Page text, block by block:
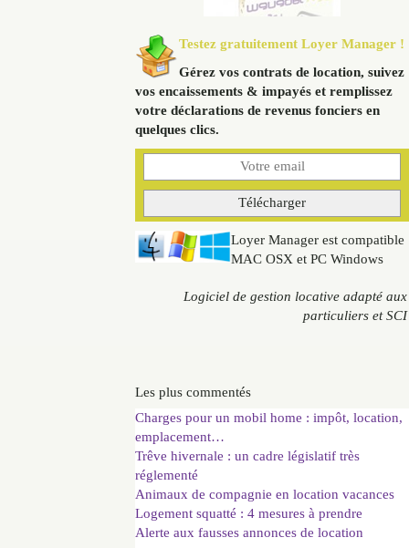
Testez gratuitement Loyer Manager !
Gérez vos contrats de location, suivez
vos encaissements & impayés et remplissez
votre déclarations de revenus fonciers en
quelques clics.
Loyer Manager est compatible
MAC OSX et PC Windows
Logiciel de gestion locative adapté aux
particuliers et SCI
Les plus commentés
Charges pour un mobil home : impôt, location,
emplacement…
Trêve hivernale : un cadre législatif très
réglementé
Animaux de compagnie en location vacances
Logement squatté : 4 mesures à prendre
Alerte aux fausses annonces de location